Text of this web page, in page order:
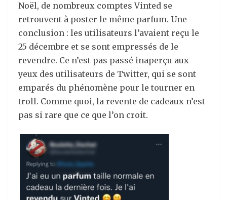
Noël, de nombreux comptes Vinted se
retrouvent à poster le même parfum. Une
conclusion : les utilisateurs l’avaient reçu le
25 décembre et se sont empressés de le
revendre. Ce n’est pas passé inaperçu aux
yeux des utilisateurs de Twitter, qui se sont
emparés du phénomène pour le tourner en
troll. Comme quoi, la revente de cadeaux n’est
pas si rare que ce que l’on croit.